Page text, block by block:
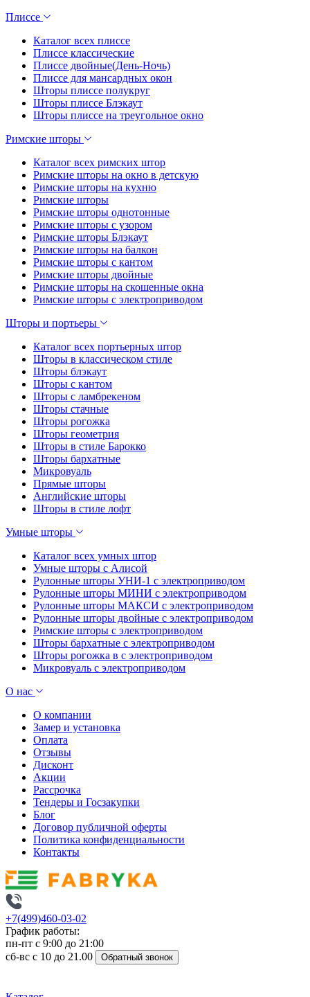
Плиссе
Каталог всех плиссе
Плиссе классические
Плиссе двойные(День-Ночь)
Плиссе для мансардных окон
Шторы плиссе полукруг
Шторы плиссе Блэкаут
Шторы плиссе на треугольное окно
Римские шторы
Каталог всех римских штор
Римские шторы на окно в детскую
Римские шторы на кухню
Римские шторы
Римские шторы однотонные
Римские шторы с узором
Римские шторы Блэкаут
Римские шторы на балкон
Римские шторы с кантом
Римские шторы двойные
Римские шторы на скошенные окна
Римские шторы с электроприводом
Шторы и портьеры
Каталог всех портьерных штор
Шторы в классическом стиле
Шторы блэкаут
Шторы с кантом
Шторы с ламбрекеном
Шторы стачные
Шторы рогожка
Шторы геометрия
Шторы в стиле Барокко
Шторы бархатные
Микровуаль
Прямые шторы
Английские шторы
Шторы в стиле лофт
Умные шторы
Каталог всех умных штор
Умные шторы с Алисой
Рулонные шторы УНИ-1 с электроприводом
Рулонные шторы МИНИ с электроприводом
Рулонные шторы МАКСИ с электроприводом
Рулонные шторы двойные с электроприводом
Римские шторы с электроприводом
Шторы бархатные с электроприводом
Шторы рогожка в с электроприводом
Микровуаль с электроприводом
О нас
О компании
Замер и установка
Оплата
Отзывы
Дисконт
Акции
Рассрочка
Тендеры и Госзакупки
Блог
Договор публичной оферты
Политика конфиденциальности
Контакты
+7(499)460-03-02
График работы:
пн-пт с 9:00 до 21:00
сб-вс с 10 до 21.00
Обратный звонок